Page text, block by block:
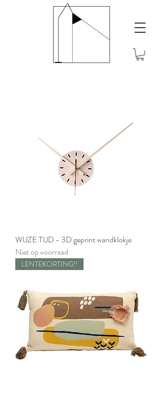
WIJZE TIJD - 3D geprint wandklokje
Niet op voorraad
LENTEKORTING!!